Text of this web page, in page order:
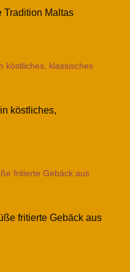
Tradition Maltas
köstliches,
fritierte Gebäck aus